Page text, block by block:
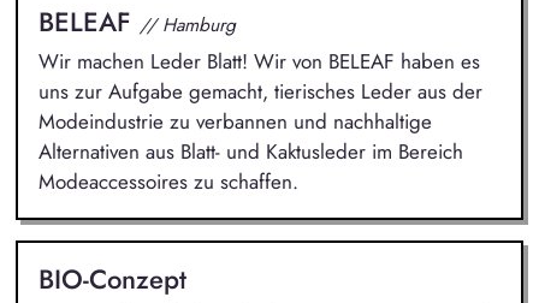
BELEAF // Hamburg
Wir machen Leder Blatt! Wir von BELEAF haben es
uns zur Aufgabe gemacht, tierisches Leder aus der
Modeindustrie zu verbannen und nachhaltige
Alternativen aus Blatt- und Kaktusleder im Bereich
Modeaccessoires zu schaffen.
BIO-Conzept